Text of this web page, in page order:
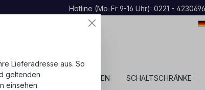
Hotline (Mo-Fr 9-16 Uhr): 0221 -
SCHALTER UND STECKDOSEN SCHALTSCHRÄNKE
Lieferadresse aus. So
geltenden
einsehen.